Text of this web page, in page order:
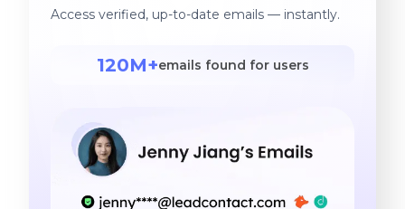
Access verified, up-to-date emails — instantly.
120M+emails found for users